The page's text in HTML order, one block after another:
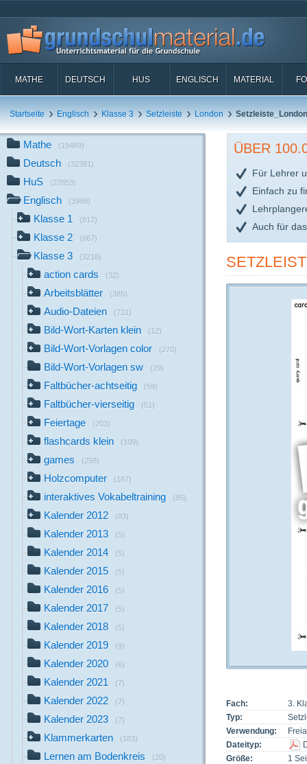
MATHE DEUTSCH HUS ENGLISCH MATERIAL
Startseite Englisch Klasse 3 Setzleiste London
Mathe (19489)
Deutsch (32381)
HuS (27853)
Englisch (3988)
Klasse 1 (817)
Klasse 2 (667)
Klasse 3 (3218)
action cards (32)
Arbeitsblätter (385)
Audio-Dateien (731)
Bild-Wort-Karten klein (12)
Bild-Wort-Vorlagen color (270)
Bild-Wort-Vorlagen sw (29)
Faltbücher-achtseitig (59)
Faltbücher-vierseitig (51)
Feiertage (203)
flashcards klein (109)
games (258)
Holzcomputer (167)
interaktives Vokabeltraining (85)
Kalender 2012 (83)
Kalender 2013 (5)
Kalender 2014 (5)
Kalender 2015 (5)
Kalender 2016 (5)
Kalender 2017 (5)
Kalender 2018 (5)
Kalender 2019 (9)
Kalender 2020 (6)
Kalender 2021 (7)
Kalender 2022 (7)
Kalender 2023 (7)
Klammerkarten (183)
Lernen am Bodenkreis (20)
ÜBER
Für Lehrer
Einfach zu
Auch für
Fach:
3.
Typ:
Verwendung:
Dateityp:
Größe:
1